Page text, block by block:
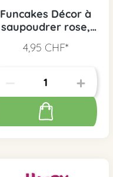
Funcakes Décor à
saupoudrer rose,
4,95 CHF*